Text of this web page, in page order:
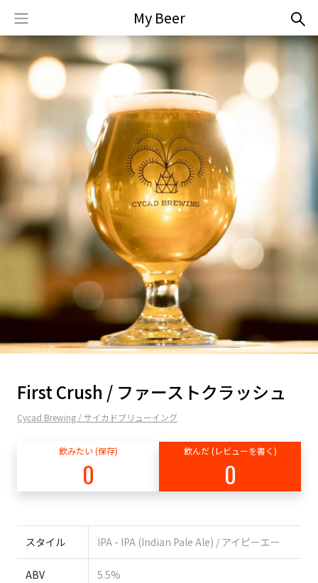
My Beer
First Crush / ファーストクラッシュ
Cycad Brewing / サイカドブリューイング
飲みたい (保存)
0
飲んだ (レビューを書く)
0
スタイル IPA - IPA (Indian Pale Ale) / アイピーエー
ABV 5.5%